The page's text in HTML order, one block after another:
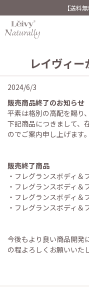
【送料
レイヴィ
2024/6/3
販売商品終了のお知らせ
平素は格別の高配を賜り
下記商品につきまして、
のでご案内申し上げます。
販売終了商品
・フレグランスボディ＆
・フレグランスボディ
・フレグランスボディ＆
・フレグランスボディ＆
今後もより良い商品開発
の程よろしくお願いいた